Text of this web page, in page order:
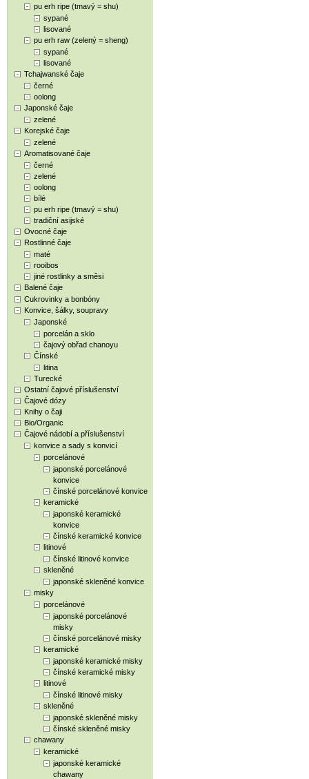
pu erh ripe (tmavý = shu)
sypané
lisované
pu erh raw (zelený = sheng)
sypané
lisované
Tchajwanské čaje
černé
oolong
Japonské čaje
zelené
Korejské čaje
zelené
Aromatisované čaje
černé
zelené
oolong
bílé
pu erh ripe (tmavý = shu)
tradiční asijské
Ovocné čaje
Rostlinné čaje
maté
rooibos
jiné rostlinky a směsi
Balené čaje
Cukrovinky a bonbóny
Konvice, šálky, soupravy
Japonské
porcelán a sklo
čajový obřad chanoyu
Čínské
litina
Turecké
Ostatní čajové příslušenství
Čajové dózy
Knihy o čaji
Bio/Organic
Čajové nádobí a příslušenství
konvice a sady s konvicí
porcelánové
japonské porcelánové
konvice
čínské porcelánové konvice
keramické
japonské keramické
konvice
čínské keramické konvice
litinové
čínské litinové konvice
skleněné
japonské skleněné konvice
misky
porcelánové
japonské porcelánové
misky
čínské porcelánové misky
keramické
japonské keramické misky
čínské keramické misky
litinové
čínské litinové misky
skleněné
japonské skleněné misky
čínské skleněné misky
chawany
keramické
japonské keramické
chawany